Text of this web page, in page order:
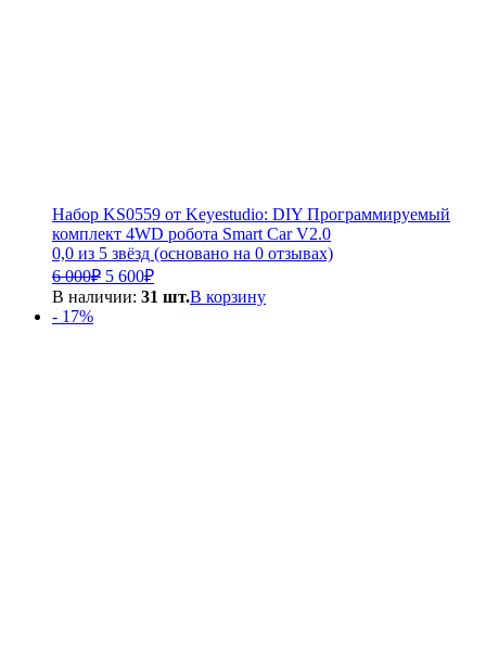
Набор KS0559 от Keyestudio: DIY Программируемый
комплект 4WD робота Smart Car V2.0
0,0 из 5 звёзд (основано на 0 отзывах)
6 000₽ Первоначальная
цена
5 600₽Текущая
цена:
В наличии: 31 шт.В корзину
- 17%